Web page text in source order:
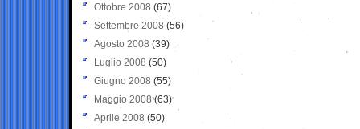
Ottobre 2008 (67)
Settembre 2008 (56)
Agosto 2008 (39)
Luglio 2008 (50)
Giugno 2008 (55)
Maggio 2008(63)
Aprile 2008 (50)